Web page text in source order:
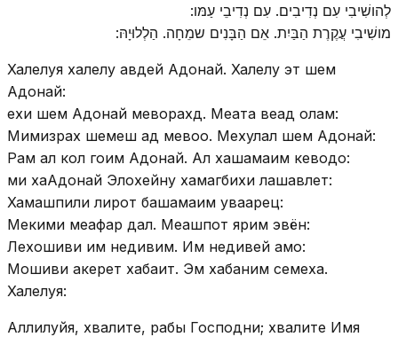
לְהושִׁיבִי עִם נְדִיבִים. עִם נְדִיבֵי עַמּו:
מושִׁיבִי עֲקֶרֶת הַבַּיִת. אֵם הַבָּנִים שמֵחָה. הַלְלוּיָהּ:
Халелуя халелу авдей Адонай. Халелу эт шем
Адонай:
ехи шем Адонай меворахд. Меата веад олам:
Мимизрах шемеш ад мевоо. Мехулал шем Адонай:
Рам ал кол гоим Адонай. Ал хашамаим кеводо:
ми хаАдонай Элохейну хамагбихи лашавлет:
Хамашпили лирот башамаим уваарец:
Мекими меафар дал. Меашпот ярим эвён:
Лехошиви им недивим. Им недивей амо:
Мошиви акерет хабаит. Эм хабаним семеха.
Халелуя:
Аллилуйя, хвалите, рабы Господни; хвалите Имя